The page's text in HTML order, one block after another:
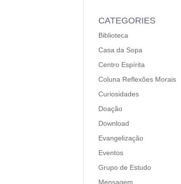
CATEGORIES
Biblioteca
Casa da Sopa
Centro Espírita
Coluna Reflexões Morais
Curiosidades
Doação
Download
Evangelização
Eventos
Grupo de Estudo
Mensagem